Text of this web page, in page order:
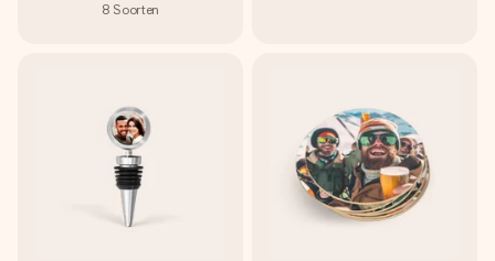
8 Soorten